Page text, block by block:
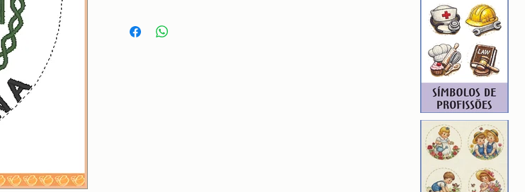
PONTOS (STITCHES): 7137